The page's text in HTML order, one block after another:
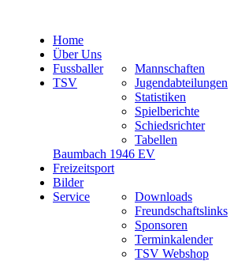
Home
Über Uns
Fussballer
Mannschaften
Jugendabteilungen
Statistiken
Spielberichte
Schiedsrichter
Tabellen
TSV
Baumbach 1946 EV
Freizeitsport
Bilder
Service
Downloads
Freundschaftslinks
Sponsoren
Terminkalender
TSV Webshop